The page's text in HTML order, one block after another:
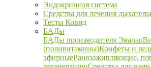
Эндокринная система
Средства для лечения
Тесты Ковид
БАДы
БАДы производителя Эвалар
(поливитамины)Конфеты и
эфирныеРанозаживляющие,